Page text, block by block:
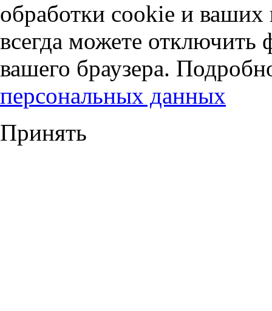
обработки cookie и
всегда можете отключить
вашего браузера.
персональных данных
Принять